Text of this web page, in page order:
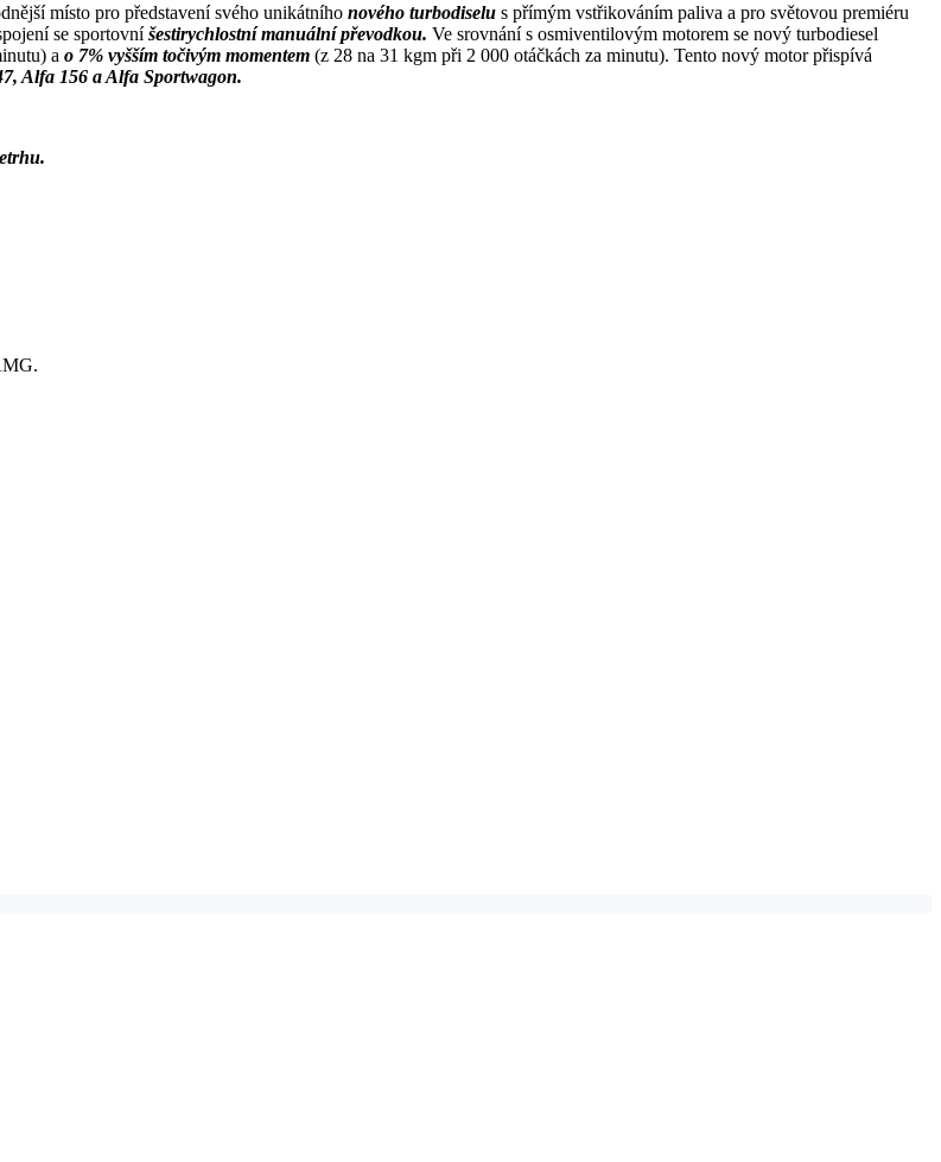
místo pro představení svého unikátního nového turbodiselu s přímým vstřikováním paliva a pro světovou premiéru
se sportovníšestirychlostní manuální převodkou. Ve srovnání s osmiventilovým motorem se nový turbodiesel
a o 7% vyšším točivým momentem (z 28 na 31 kgm při 2 000 otáčkách za minutu). Tento nový motor přispívá
Alfa 156 a Alfa Sportwagon.